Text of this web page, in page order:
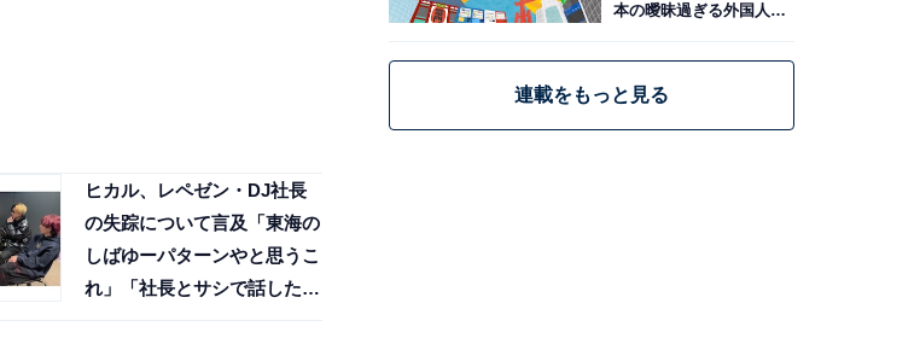
ヒカル、レペゼン・DJ社長
の失踪について言及「東海の
しばゆーパターンやと思うこ
れ」「社長とサシで話した
本の曖昧過ぎる外国人政
連載をもっと見る